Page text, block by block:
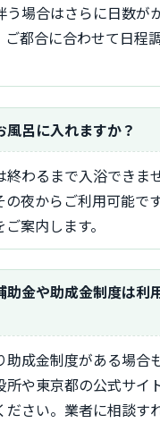
う場合はさらに日数が
ご都合に合わせて日程
風呂に入れますか？
の夜からご利用可能で
案内します。
所や東京都の公式サイ
ださい。業者に相談す